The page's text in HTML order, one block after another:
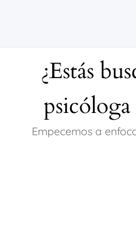
¿Estás
psicóloga
Empecemos a